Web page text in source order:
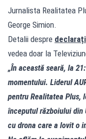
Jurnalista Realitatea
George Simion.
Detalii despre
vedea doar la
„În această seară, la
momentului. Liderul
pentru Realitatea Plus,
începutul războiului din
cu drona care a lovit o